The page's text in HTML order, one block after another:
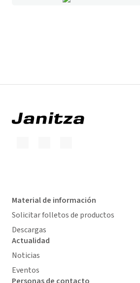
Material de información
Solicitar folletos de productos
Descargas
Actualidad
Noticias
Eventos